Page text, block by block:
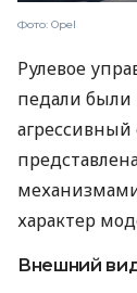
Фото: Opel
Рулевое
педали были
агрессивный
характер
Внешний